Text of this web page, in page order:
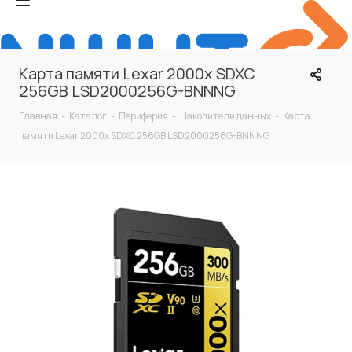
Карта памяти Lexar 2000x SDXC
256GB LSD2000256G-BNNNG
Главная - Каталог - Периферия - Накопители данных - Карта
памяти Lexar 2000x SDXC 256GB LSD2000256G-BNNNG